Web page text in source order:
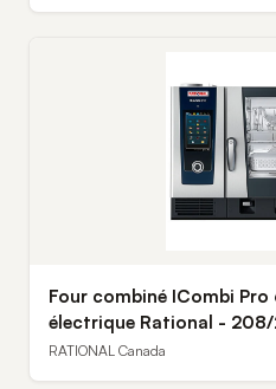
Four combiné ICombi
électrique Rational - 208/
RATIONAL Canada